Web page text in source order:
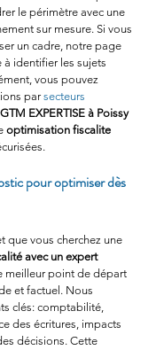
le périmètre avec une
sur mesure. Si vous
un cadre, notre page
à identifier les sujets
vous pouvez
par secteurs
GTM EXPERTISE à Poissy
optimisation fiscalite
pour optimiser dès
que vous cherchez une
avec un expert
meilleur point de départ
et factuel. Nous
clés: comptabilité,
des écritures, impacts
décisions. Cette